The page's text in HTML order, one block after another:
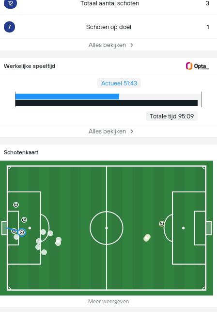
12 Totaal aantal schoten 3
7 Schoten op doel 1
Alles bekijken
Werkelijke speeltijd
Actueel 51:43
Totale tijd 95:09
Alles bekijken
Schotenkaart
Meer weergeven